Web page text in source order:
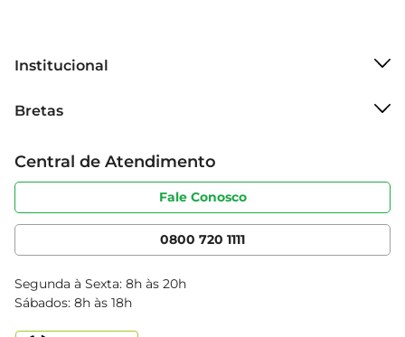
Institucional
Grupo Cencosud
Sobre privacidade
Portal do fornecedor
Cencosud Media
Bretas
Produtos Bretas
Código de ética
Serviços
Clube Bretas
Blog Bretas
Black Friday
Central de Atendimento
Fale Conosco
0800 720 1111
Segunda à Sexta: 8h às 20h
Sábados: 8h às 18h